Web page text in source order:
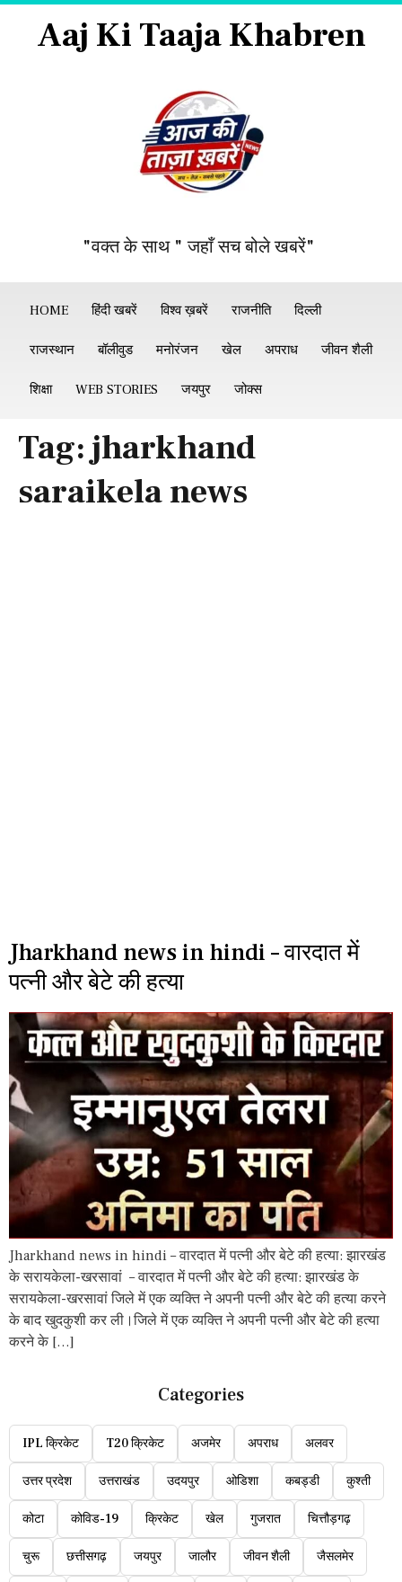
Aaj Ki Taaja Khabren
"वक्त के साथ " जहाँ सच बोले खबरें"
HOME हिंदी खबरें विश्व ख़बरें राजनीति दिल्ली
राजस्थान बॉलीवुड मनोरंजन खेल अपराध जीवन शैली
शिक्षा WEB STORIES जयपुर जोक्स
Tag:jharkhand
saraikela news
Jharkhand news in hindi – वारदात में
पत्नी और बेटे की हत्या
Jharkhand news in hindi – वारदात में पत्नी और बेटे की हत्या: झारखंड
के सरायकेला-खरसावां – वारदात में पत्नी और बेटे की हत्या: झारखंड के
सरायकेला-खरसावां जिले में एक व्यक्ति ने अपनी पत्नी और बेटे की हत्या करने
के बाद खुदकुशी कर ली।जिले में एक व्यक्ति ने अपनी पत्नी और बेटे की हत्या
करने के […]
Categories
IPL क्रिकेट T20 क्रिकेट अजमेर अपराध अलवर
उत्तर प्रदेश उत्तराखंड उदयपुर ओडिशा कबड्डी कुश्ती
कोटा कोविड-19 क्रिकेट खेल गुजरात चित्तौड़गढ़
चुरू छत्तीसगढ़ जयपुर जालौर जीवन शैली जैसलमेर